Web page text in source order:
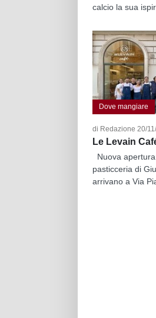
calcio la sua
Dove mangiare
di Redazione 20/
Le Levain
Nuova
pasticceria di
arrivano a Via